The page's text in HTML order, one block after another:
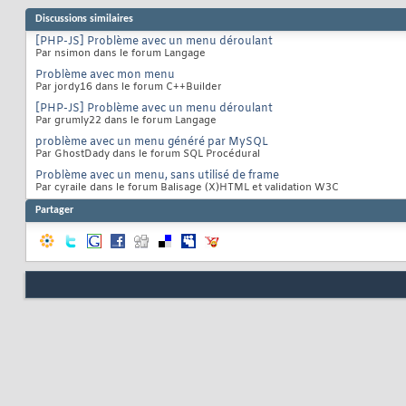
Discussions similaires
[PHP-JS] Problème avec un menu déroulant
Par nsimon dans le forum Langage
Problème avec mon menu
Par jordy16 dans le forum C++Builder
[PHP-JS] Problème avec un menu déroulant
Par grumly22 dans le forum Langage
problème avec un menu généré par MySQL
Par GhostDady dans le forum SQL Procédural
Problème avec un menu, sans utilisé de frame
Par cyraile dans le forum Balisage (X)HTML et validation W3C
Partager